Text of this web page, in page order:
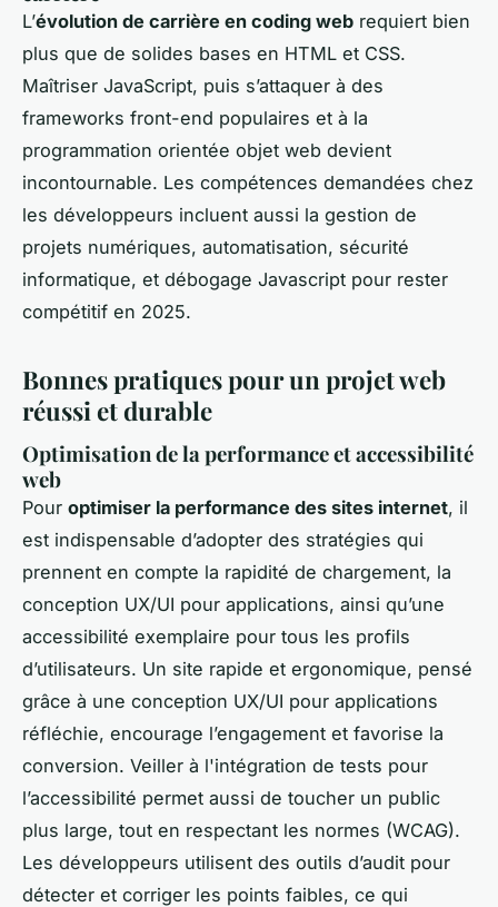
L’évolution de carrière en coding web requiert bien
plus que de solides bases en HTML et CSS.
Maîtriser JavaScript, puis s’attaquer à des
frameworks front-end populaires et à la
programmation orientée objet web devient
incontournable. Les compétences demandées chez
les développeurs incluent aussi la gestion de
projets numériques, automatisation, sécurité
informatique, et débogage Javascript pour rester
compétitif en 2025.
Bonnes pratiques pour un projet web
réussi et durable
Optimisation de la performance et accessibilité
web
Pour optimiser la performance des sites internet, il
est indispensable d’adopter des stratégies qui
prennent en compte la rapidité de chargement, la
conception UX/UI pour applications, ainsi qu’une
accessibilité exemplaire pour tous les profils
d’utilisateurs. Un site rapide et ergonomique, pensé
grâce à une conception UX/UI pour applications
réfléchie, encourage l’engagement et favorise la
conversion. Veiller à l'intégration de tests pour
l’accessibilité permet aussi de toucher un public
plus large, tout en respectant les normes (WCAG).
Les développeurs utilisent des outils d’audit pour
détecter et corriger les points faibles, ce qui